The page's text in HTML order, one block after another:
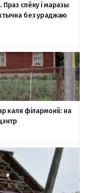
спёку і маразы
без ураджаю
каля філармоніі: на